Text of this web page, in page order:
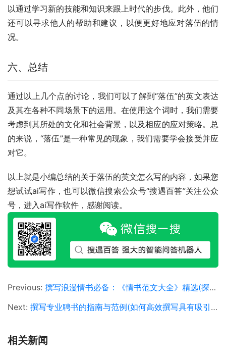
以通过学习新的技能和知识来跟上时代的步伐。此外，他们
还可以寻求他人的帮助和建议，以便更好地应对落伍的情
况。
六、总结
通过以上几个点的讨论，我们可以了解到“落伍”的英文表达
及其在各种不同场景下的运用。在使用这个词时，我们需要
考虑到其所处的文化和社会背景，以及相应的应对策略。总
的来说，“落伍”是一种常见的现象，我们需要学会接受并应
对它。
以上就是小编总结的关于落伍的英文怎么写的内容，如果您
想试试ai写作，也可以微信搜索公众号“搜遇百答”关注公众
号，进入ai写作软件，感谢阅读。
Previous: 撰写浪漫情书必备：《情书范文大全》精选(探索不同风格情书范文，提升情感表达技巧)
Next: 撰写专业聘书的指南与范例(如何高效撰写具有吸引力的企业聘书模板)
相关新闻